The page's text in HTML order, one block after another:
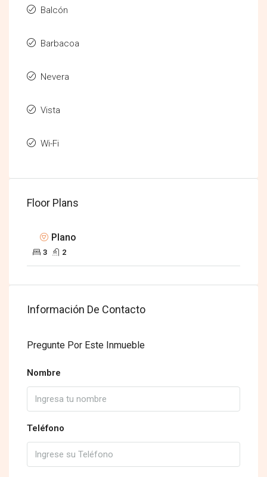
Balcón
Barbacoa
Nevera
Vista
Wi-Fi
Floor Plans
Plano
3 2
Información De Contacto
Pregunte Por Este Inmueble
Nombre
Teléfono